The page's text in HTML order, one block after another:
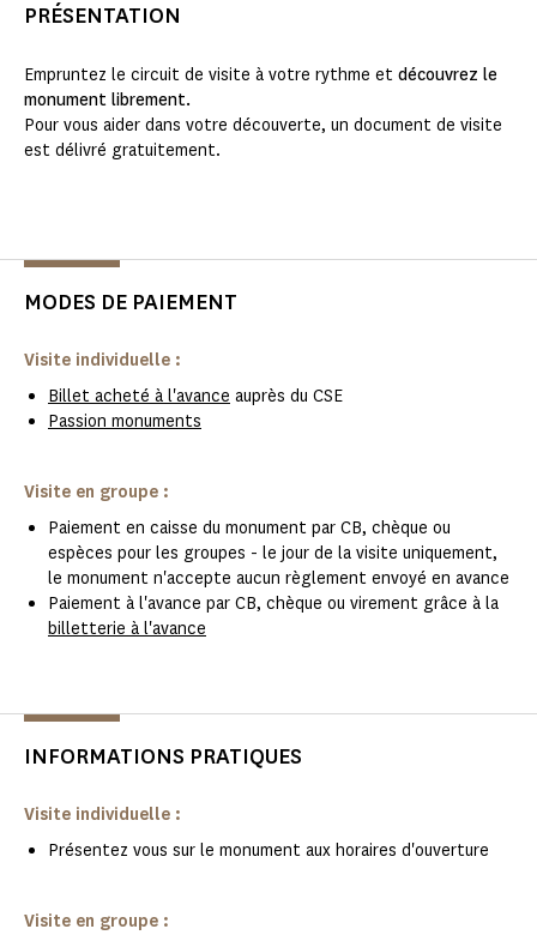
PRÉSENTATION
Empruntez le circuit de visite à votre rythme et découvrez le
monument librement.
Pour vous aider dans votre découverte, un document de visite
est délivré gratuitement.
MODES DE PAIEMENT
Visite individuelle :
Billet acheté à l'avance auprès du CSE
Passion monuments
Visite en groupe :
Paiement en caisse du monument par CB, chèque ou
espèces pour les groupes - le jour de la visite uniquement,
le monument n'accepte aucun règlement envoyé en avance
Paiement à l'avance par CB, chèque ou virement grâce à la
billetterie à l'avance
INFORMATIONS PRATIQUES
Visite individuelle :
Présentez vous sur le monument aux horaires d'ouverture
Visite en groupe :